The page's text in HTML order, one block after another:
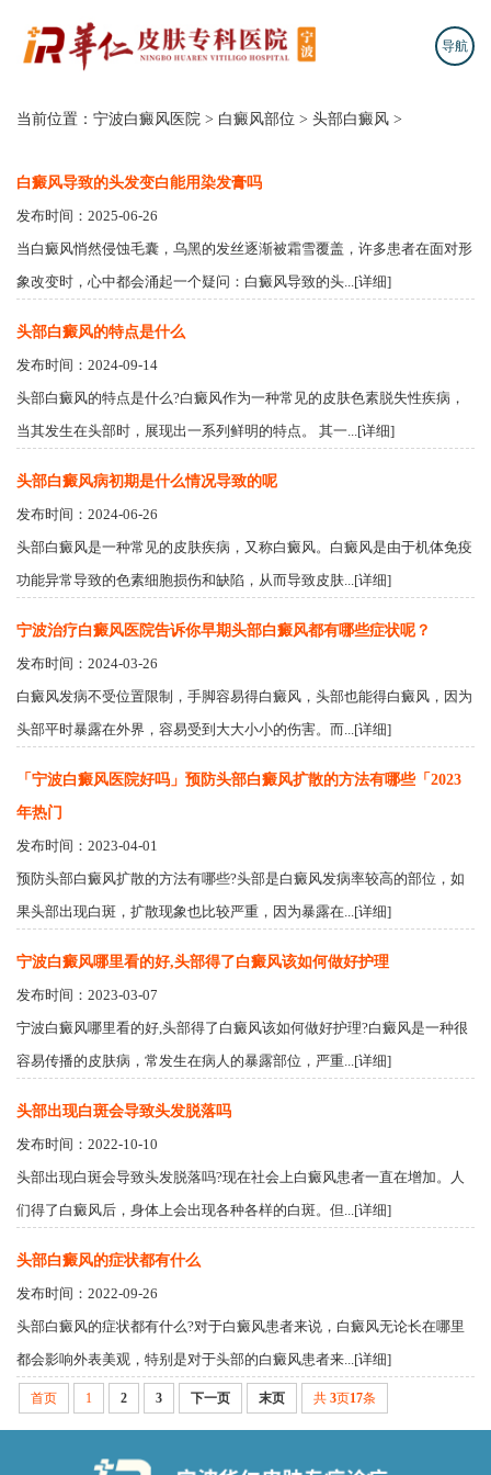
导航
当前位置： 宁波白癜风医院 > 白癜风部位 > 头部白癜风 >
白癜风导致的头发变白能用染发膏吗
发布时间：2025-06-26
当白癜风悄然侵蚀毛囊，乌黑的发丝逐渐被霜雪覆盖，许多患者在面对形
象改变时，心中都会涌起一个疑问：白癜风导致的头...[详细]
头部白癜风的特点是什么
发布时间：2024-09-14
头部白癜风的特点是什么?白癜风作为一种常见的皮肤色素脱失性疾病，
当其发生在头部时，展现出一系列鲜明的特点。 其一...[详细]
头部白癜风病初期是什么情况导致的呢
发布时间：2024-06-26
头部白癜风是一种常见的皮肤疾病，又称白癜风。白癜风是由于机体免疫
功能异常导致的色素细胞损伤和缺陷，从而导致皮肤...[详细]
宁波治疗白癜风医院告诉你早期头部白癜风都有哪些症状呢？
发布时间：2024-03-26
白癜风发病不受位置限制，手脚容易得白癜风，头部也能得白癜风，因为
头部平时暴露在外界，容易受到大大小小的伤害。而...[详细]
「宁波白癜风医院好吗」预防头部白癜风扩散的方法有哪些「2023
年热门
发布时间：2023-04-01
预防头部白癜风扩散的方法有哪些?头部是白癜风发病率较高的部位，如
果头部出现白斑，扩散现象也比较严重，因为暴露在...[详细]
宁波白癜风哪里看的好,头部得了白癜风该如何做好护理
发布时间：2023-03-07
宁波白癜风哪里看的好,头部得了白癜风该如何做好护理?白癜风是一种很
容易传播的皮肤病，常发生在病人的暴露部位，严重...[详细]
头部出现白斑会导致头发脱落吗
发布时间：2022-10-10
头部出现白斑会导致头发脱落吗?现在社会上白癜风患者一直在增加。人
们得了白癜风后，身体上会出现各种各样的白斑。但...[详细]
头部白癜风的症状都有什么
发布时间：2022-09-26
头部白癜风的症状都有什么?对于白癜风患者来说，白癜风无论长在哪里
都会影响外表美观，特别是对于头部的白癜风患者来...[详细]
首页 1 2 3 下一页 末页 共 3页17条